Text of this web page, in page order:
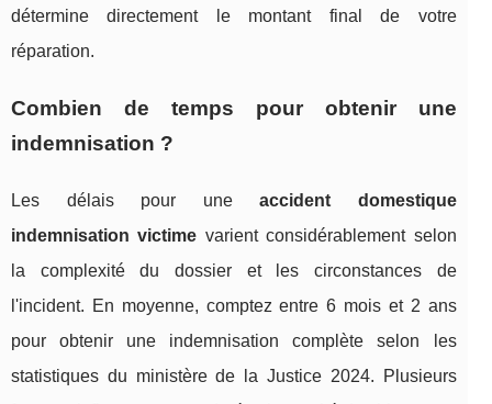
détermine directement le montant final de votre
réparation.
Combien de temps pour obtenir une
indemnisation ?
Les délais pour uneaccident domestique
indemnisation victime varient considérablement selon
la complexité du dossier et les circonstances de
l'incident. En moyenne, comptez entre 6 mois et 2 ans
pour obtenir une indemnisation complète selon les
statistiques du ministère de la Justice 2024. Plusieurs